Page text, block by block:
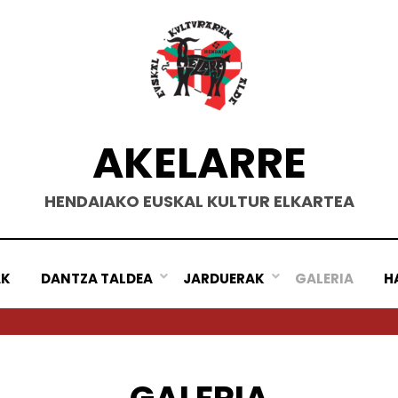
AKELARRE
HENDAIAKO EUSKAL KULTUR ELKARTEA
DANTZA TALDEA JARDUERAK GALERIA